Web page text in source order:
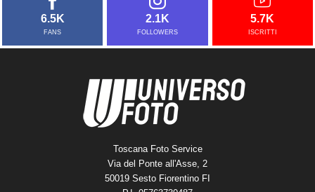
6.5K
FANS
2.1K
FOLLOWERS
5.7K
ISCRITTI
Toscana Foto Service
Via del Ponte all'Asse, 2
50019 Sesto Fiorentino FI